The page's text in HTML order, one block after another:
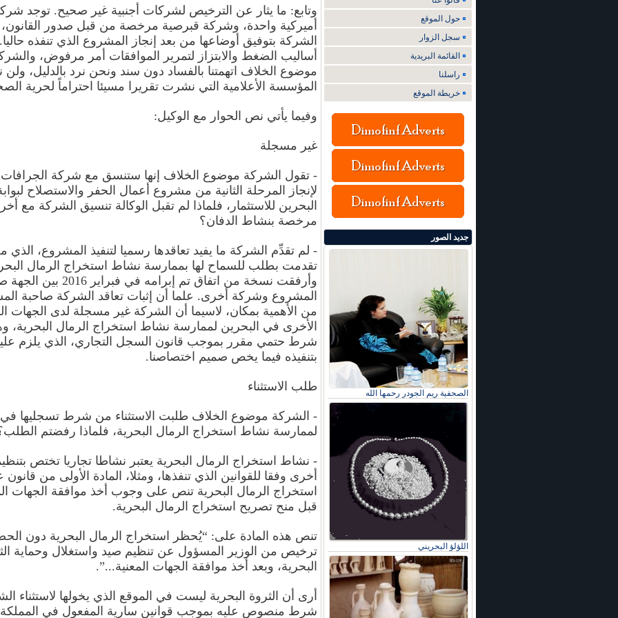
حول الموقع
سجل الزوار
القائمة البريدية
راسلنا
خريطة الموقع
جديد الصور
الصحفية ريم الجودر رحمها الله
اللؤلؤ البحريني
وتابع: ما يثار عن الترخيص لشركات أجنبية غير صحيح. توجد
أميركية واحدة، وشركة قبرصية مرخصة من قبل صدور
الشركة بتوفيق أوضاعها من بعد إنجاز المشروع الذي تنفذه
أساليب الضغط والابتزاز لتمرير الموافقات أمر مرفوض،
موضوع الخلاف اتهمتنا بالفساد دون سند ونحن نرد بالدليل،
المؤسسة الأعلامية التي نشرت تقريرا مسيئا احتراماً لحرية
وفيما يأتي نص الحوار مع الوكيل:
غير مسجلة
- تقول الشركة موضوع الخلاف إنها ستنسق مع شركة الجرافات
لإنجاز المرحلة الثانية من مشروع أعمال الحفر والاستصلاح
البحرين للاستثمار، فلماذا لم تقبل الوكالة تنسيق الشركة مع
مرخصة بنشاط الدفان؟
- لم تقدِّم الشركة ما يفيد تعاقدها رسميا لتنفيذ المشروع، الذي
تقدمت بطلب للسماح لها بممارسة نشاط استخراج الرمال
وأرفقت نسخة من اتفاق تم إبرامه في فبراير
المشروع وشركة أخرى. علما أن إثبات تعاقد الشركة صاحبة
من الأهمية بمكان، لاسيما أن الشركة غير مسجلة لدى الجهات
الأخرى في البحرين لممارسة نشاط استخراج الرمال البحرية،
شرط حتمي مقرر بموجب قانون السجل التجاري، الذي يلزم
بتنفيذه فيما يخص صميم اختصاصنا.
طلب الاستثناء
- الشركة موضوع الخلاف طلبت الاستثناء من شرط تسجليها في
لممارسة نشاط استخراج الرمال البحرية، فلماذا رفضتم
- نشاط استخراج الرمال البحرية يعتبر نشاطا تجاريا تختص
أخرى وفقا للقوانين الذي تنفذها، ومثلا، المادة الأولى من
استخراج الرمال البحرية تنص على وجوب أخذ موافقة الجهات
قبل منح تصريح استخراج الرمال البحرية.
تنص هذه المادة على: “يُحظر استخراج الرمال البحرية دون
ترخيص من الوزير المسؤول عن تنظيم صيد واستغلال وحماية
البحرية، وبعد أخذ موافقة الجهات المعنية...”.
أرى أن الثروة البحرية ليست في الموقع الذي يخولها لاستثناء
شرط منصوص عليه بموجب قوانين سارية المفعول في